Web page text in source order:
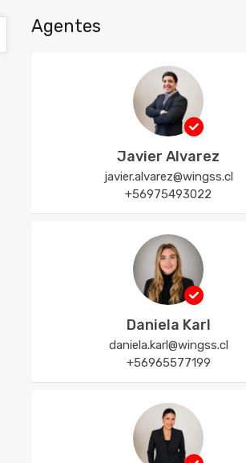
Agentes
Javier Alvarez
javier.alvarez@wingss.cl
+56975493022
Daniela Karl
daniela.karl@wingss.cl
+56965577199